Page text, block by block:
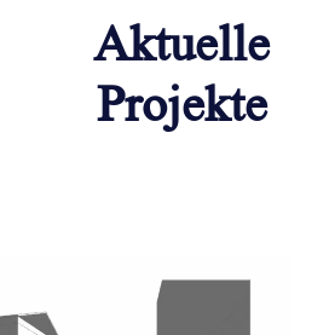
Aktuelle
Projekte